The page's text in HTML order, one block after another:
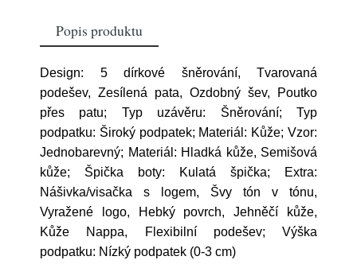
Popis produktu
Design: 5 dírkové šněrování, Tvarovaná
podešev, Zesílená pata, Ozdobný šev, Poutko
přes patu; Typ uzávěru: Šněrování; Typ
podpatku: Široký podpatek; Materiál: Kůže; Vzor:
Jednobarevný; Materiál: Hladká kůže, Semišová
kůže; Špička boty: Kulatá špička; Extra:
Nášivka/visačka s logem, Švy tón v tónu,
Vyražené logo, Hebký povrch, Jehněčí kůže,
Kůže Nappa, Flexibilní podešev; Výška
podpatku: Nízký podpatek (0-3 cm)